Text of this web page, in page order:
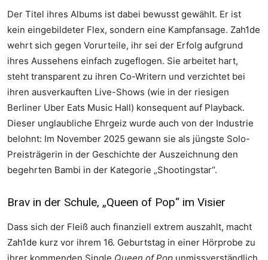
Der Titel ihres Albums ist dabei bewusst gewählt. Er ist
kein eingebildeter Flex, sondern eine Kampfansage. Zah1de
wehrt sich gegen Vorurteile, ihr sei der Erfolg aufgrund
ihres Aussehens einfach zugeflogen. Sie arbeitet hart,
steht transparent zu ihren Co-Writern und verzichtet bei
ihren ausverkauften Live-Shows (wie in der riesigen
Berliner Uber Eats Music Hall) konsequent auf Playback.
Dieser unglaubliche Ehrgeiz wurde auch von der Industrie
belohnt: Im November 2025 gewann sie als jüngste Solo-
Preisträgerin in der Geschichte der Auszeichnung den
begehrten Bambi in der Kategorie „Shootingstar“.
Brav in der Schule, „Queen of Pop“ im Visier
Dass sich der Fleiß auch finanziell extrem auszahlt, macht
Zah1de kurz vor ihrem 16. Geburtstag in einer Hörprobe zu
ihrer kommenden Single Queen of Pop unmissverständlich